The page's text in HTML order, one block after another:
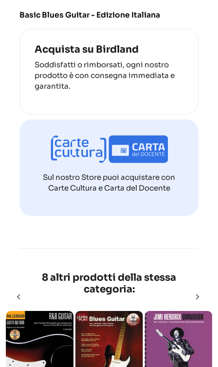
Basic Blues Guitar - Edizione Italiana
Acquista su Birdland
Soddisfatti o rimborsati, ogni nostro
prodotto è con consegna immediata e
garantita.
Sul nostro Store puoi acquistare con
Carte Cultura e Carta del Docente
8 altri prodotti della stessa
categoria: